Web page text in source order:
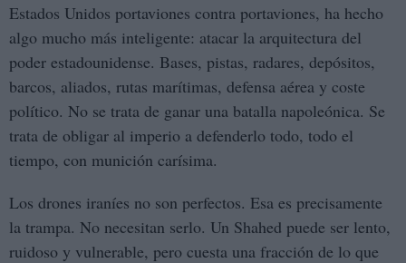
Estados Unidos portaviones contra portaviones, ha hecho
algo mucho más inteligente: atacar la arquitectura del
poder estadounidense. Bases, pistas, radares, depósitos,
barcos, aliados, rutas marítimas, defensa aérea y coste
político. No se trata de ganar una batalla napoleónica. Se
trata de obligar al imperio a defenderlo todo, todo el
tiempo, con munición carísima.
Los drones iraníes no son perfectos. Esa es precisamente
la trampa. No necesitan serlo. Un Shahed puede ser lento,
ruidoso y vulnerable, pero cuesta una fracción de lo que